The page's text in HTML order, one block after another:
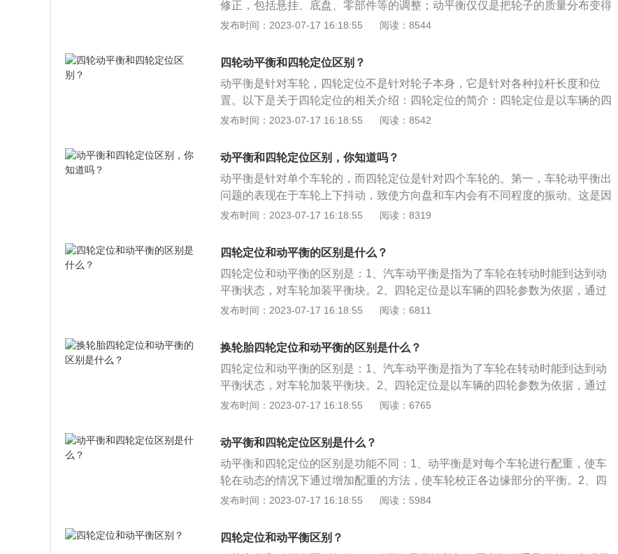
我们建议每2万公里或1年时认真检查一下轮胎胎况，看是否有偏磨现象，如果发
现我们常说的吃胎现象时，就需要做四轮定位了。3、车辆出现事后。车子被撞
发飘、发抖或过重也可能是四轮定位参数不准造成的。
定位，也就是常说的四轮定位。四轮动平衡是指车辆在运行的过程中车轮之间的
平衡，加平衡块是因为每一条轮胎在制造的时候整体各部分的质量分布不可能均
先考虑做动平衡，虽然方向盘抖动有可能是其他因素造成，但是建议车主遇到方
向盘抖动先检查车轮动平衡，这个原因引起的概率比较高，并且价格不贵，也就
几十块钱。此外，在更换轮胎、轮毂或是补过轮胎后、车轮受过大的撞击、由于
方向盘抖动的情况，那肯定对驾驶体验不爽，因为在车速越快的时候，方向盘抖
车轮失衡比较严重的车辆（一般来说失衡的重量超过50g就算比较严重了）长期
行驶，会对轴承和悬架造成伤害，缩短机械结构寿命。同时车轮失衡比较严重
时，轮胎也可能因为不正常的横向摆动产生偏磨现象，影响轮胎寿命。四轮定位
有前轮定位和后轮定位两个项目，而前轮定位包括主销后倾角、主销内倾角、前
定位是通过调教轮胎与转向、悬挂等各部件的几何角度，保证轮胎与地面的紧密
结合。所以你的爱车没有任何问题，那么是没有必要去做四轮定位的。需要做四
轮定位的情况：一般情况下，车辆在行驶过程中出现跑偏、转向精度变差，更
换、维修过悬挂、转向等系统，出现严重的轮胎吃胎（偏磨）的现象，车辆发生
碰撞造成底盘及悬架的损伤便需要做四轮定位。不做四轮定位的后果：很明显，
过度磨损，四轮定位参数不准确会造成轮胎偏磨增加爆胎的风险。车辆开起来不
顺手，油耗增加，方向跑偏。
修正，包括悬挂、底盘、零部件等的调整；动平衡仅仅是把轮子的质量分布变得
均衡一点，让其转起来更圆。作用不同：四轮定位负责调整四个车轮的数据；动
角、前轮外倾角和前轮前束四个内容，后轮定位包括车轮外倾角和逐个后轮前
束。前轮定位和后轮定位总起来说叫车轮定位，也就是常说的四轮定位。动平衡
是指车辆在运行的过程中车轮之间的平衡，加平衡块是因为每一条轮胎在制造的
时候整体各部分的质量分布不可能均匀。
发布时间：2023-07-17 16:18:55 阅读：8544
四轮动平衡和四轮定位区别？
动平衡是针对车轮，四轮定位不是针对轮子本身，它是针对各种拉杆长度和位
置。以下是关于四轮定位的相关介绍：四轮定位的简介：四轮定位是以车辆的四
轮参数为依据，通过调整以确保车辆良好的行驶性能并具备一定的可靠性。四轮
个内容。后轮定位包括车轮外倾角和逐个后轮前束。这样前轮定位和后轮定位总
起来说叫车轮定位，也就是常说的四轮定位。车轮定位的作用是使汽车保持稳定
的直线行驶和转向轻便，并减少汽车在行驶中轮胎和转向机件的磨损。
发布时间：2023-07-17 16:18:55 阅读：8542
动平衡和四轮定位区别，你知道吗？
动平衡是针对单个车轮的，而四轮定位是针对四个车轮的。第一，车轮动平衡出
问题的表现在于车轮上下抖动，致使方向盘和车内会有不同程度的振动。这是因
为车轮的在圆周的各方向上的重量分布不一致，高速转动时会放大这种不平衡，
圆周方向的重量分布一致。这样振动的症状就消除了。第二，四轮定位出问题的
症状主要是车辆跑偏或轮胎偏磨，这是由于车龄过长容易让悬架连接处出现老
化、错位，或者悬架受到严重冲击后，就会导致车轮定位参数与原厂参数出现了
偏差。从而造成以上后果。此时，去4S店或修理厂进行四轮定位调整后，一般就
能让车辆恢复正常。动平衡和四轮定位区别，你知道了吗？
发布时间：2023-07-17 16:18:55 阅读：8319
四轮定位和动平衡的区别是什么？
四轮定位和动平衡的区别是：1、汽车动平衡是指为了车轮在转动时能到达到动
平衡状态，对车轮加装平衡块。2、四轮定位是以车辆的四轮参数为依据，通过
调整以确保车辆良好的行驶性能并具备一定的可靠性。以下是四轮定位和动平衡
部分的质量分布不可能非常均匀，加上轮胎和轮毂也不是绝对的圆，当车轮高速
旋转起来后，就会产生偏摆或是跳动，驾驶者就会感觉到车轮抖动、方向盘震动
的现象。为了避免和消除这种现象，就要使车轮在动态情况下通过增加配重的方
法，校正车轮各边缘部分的平衡，这个校正的过程就是所说的动平衡。2、四轮
定位：四轮定位是主要是调节前后束、轮胎正外倾角和主销内倾主销后倾，非独
发布时间：2023-07-17 16:18:55 阅读：6811
换轮胎四轮定位和动平衡的区别是什么？
四轮定位和动平衡的区别是：1、汽车动平衡是指为了车轮在转动时能到达到动
平衡状态，对车轮加装平衡块。2、四轮定位是以车辆的四轮参数为依据，通过
调整以确保车辆良好的行驶性能并具备一定的可靠性。以下是四轮定位和动平衡
部分的质量分布不可能非常均匀，加上轮胎和轮毂也不是绝对的圆，当车轮高速
旋转起来后，就会产生偏摆或是跳动，驾驶者就会感觉到车轮抖动、方向盘震动
的现象。为了避免和消除这种现象，就要使车轮在动态情况下通过增加配重的方
法，校正车轮各边缘部分的平衡，这个校正的过程就是所说的动平衡。2、四轮
定位：四轮定位是主要是调节前后束、轮胎正外倾角和主销内倾主销后倾，非独
发布时间：2023-07-17 16:18:55 阅读：6765
动平衡和四轮定位区别是什么？
动平衡和四轮定位的区别是功能不同：1、动平衡是对每个车轮进行配重，使车
轮在动态的情况下通过增加配重的方法，使车轮校正各边缘部分的平衡。2、四
轮定位是调整四个车轮的数据。扩展内容：汽车出厂时，车轮、转向机构、前后
的数据将会被改变，即使微小的改变也会导致很大的行车风险。2、四轮定位就
是通过调整四轮参数，确保车辆具有良好的行驶性能。
发布时间：2023-07-17 16:18:55 阅读：5984
四轮定位和动平衡区别？